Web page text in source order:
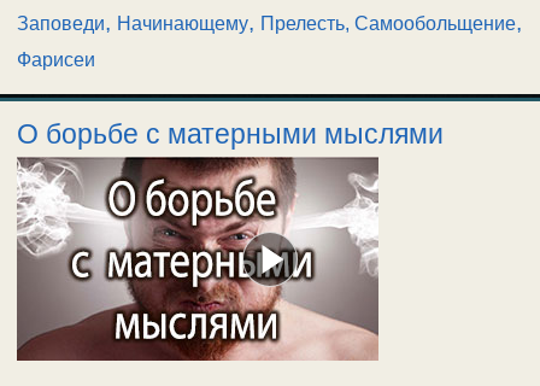
Заповеди, Начинающему, Прелесть, Самообольщение,
Фарисеи
О борьбе с матерными мыслями